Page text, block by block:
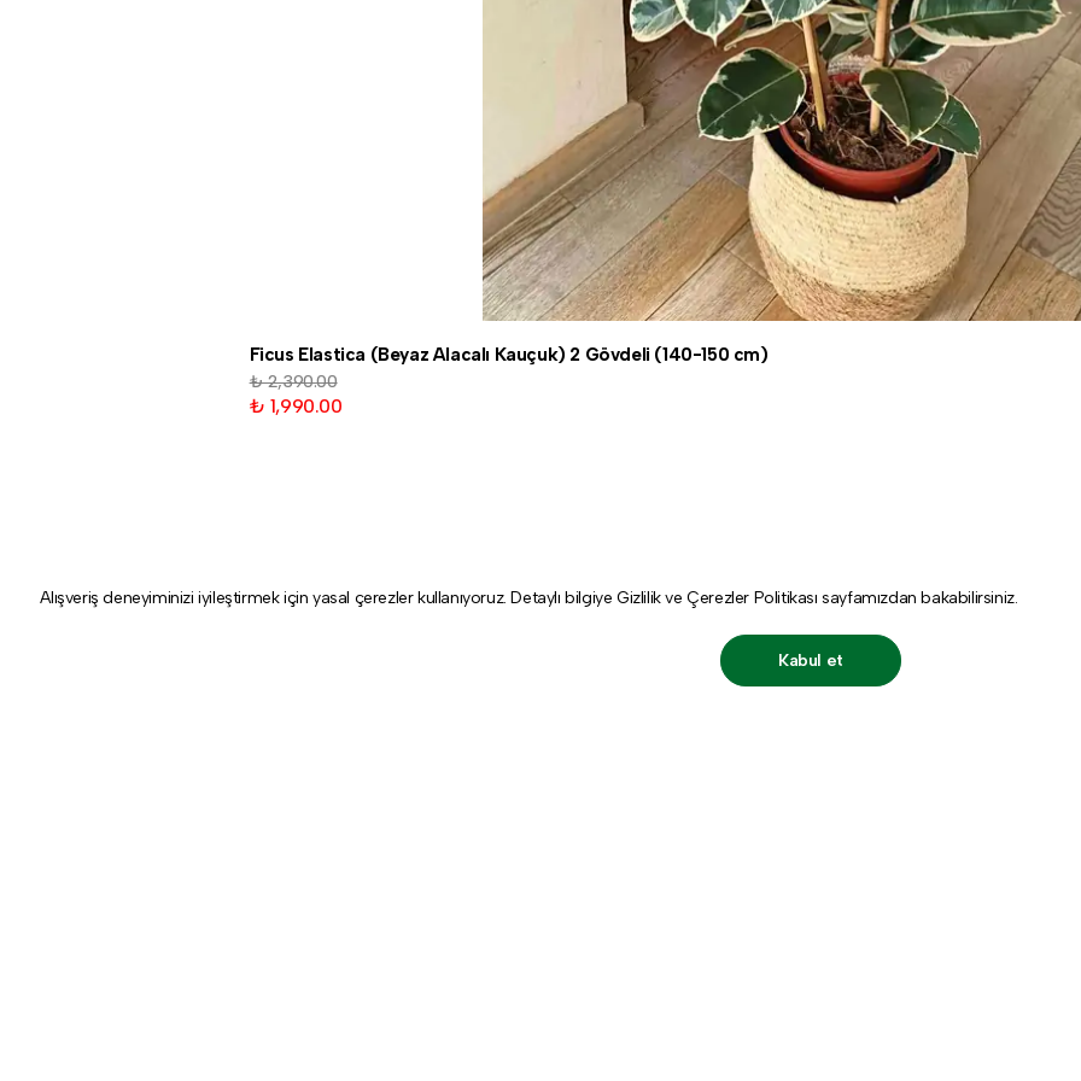
Alışveriş deneyiminizi iyileştirmek için yasal çerezler kullanıyoruz. Detaylı bilgiyeGizlilik ve Çerezler Politikasısayfamızdan bakabilirsiniz.
Kabul et
Ficus Elastica (Beyaz Alacalı Kauçuk) 2 Gövdeli (140-150 cm)
₺ 2,390.00
₺ 1,990.00